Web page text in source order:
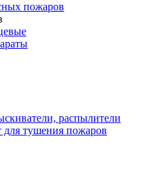
пожаров
распылители
тушения пожаров